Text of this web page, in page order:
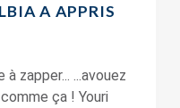
A APPRIS
zapper... ...avouez
ça ! Youri